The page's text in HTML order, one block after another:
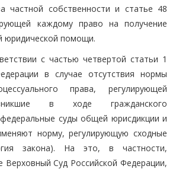
частной собственности и статье 48
каждому право на получение
юридической помощи.
с частью четвертой статьи 1
в случае отсутствия нормы
права, регулирующей
в ходе гражданского
суды общей юрисдикции и
норму, регулирующую сходные
закона). На это, в частности,
Суд Российской Федерации,